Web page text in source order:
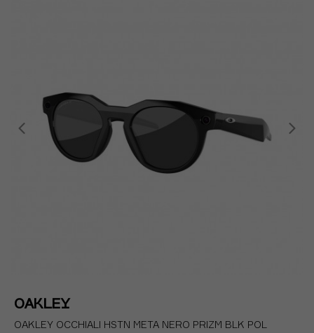
OAKLEY
OAKLEY OCCHIALI HSTN META NERO PRIZM BLK POL